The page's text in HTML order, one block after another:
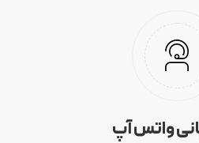
واتس آپ